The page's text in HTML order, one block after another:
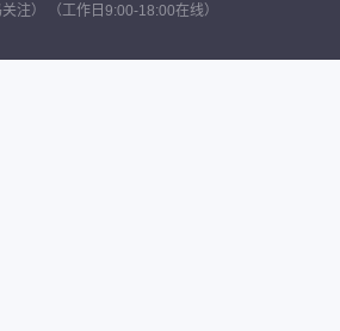
注） （工作日9:00-18:00在线）